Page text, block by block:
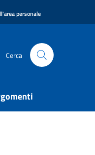
personale
Cerca